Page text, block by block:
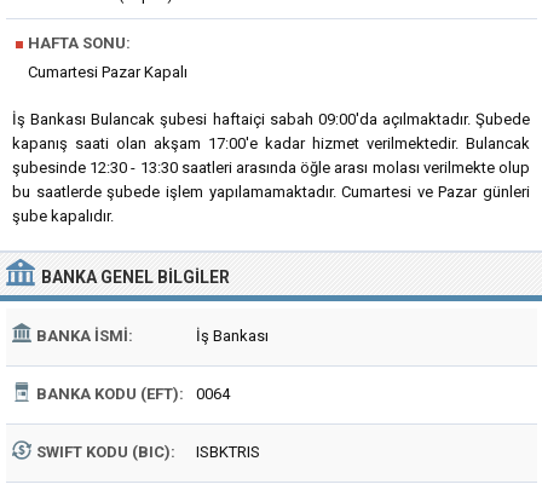
■ HAFTA SONU:
Cumartesi Pazar Kapalı
İş Bankası Bulancak şubesi haftaiçi sabah 09:00'da açılmaktadır. Şubede
kapanış saati olan akşam 17:00'e kadar hizmet verilmektedir. Bulancak
şubesinde 12:30 - 13:30 saatleri arasında öğle arası molası verilmekte olup
bu saatlerde şubede işlem yapılamamaktadır. Cumartesi ve Pazar günleri
şube kapalıdır.
BANKA GENEL BILGILER
BANKA İSMI: İş Bankası
BANKA KODU (EFT): 0064
SWIFT KODU (BIC): ISBKTRIS